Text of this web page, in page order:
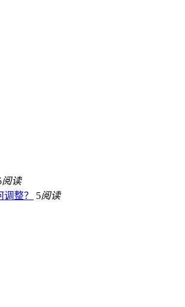
阅读
整？
5阅读